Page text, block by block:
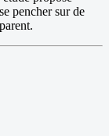
pencher sur de